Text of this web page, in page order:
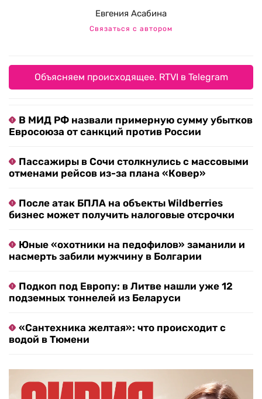
Евгения Асабина
Связаться с автором
Объясняем происходящее. RTVI в Telegram
В МИД РФ назвали примерную сумму убытков
Евросоюза от санкций против России
Пассажиры в Сочи столкнулись с массовыми
отменами рейсов из-за плана «Ковер»
После атак БПЛА на объекты Wildberries
бизнес может получить налоговые отсрочки
Юные «охотники на педофилов» заманили и
насмерть забили мужчину в Болгарии
Подкоп под Европу: в Литве нашли уже 12
подземных тоннелей из Беларуси
«Сантехника желтая»: что происходит с
водой в Тюмени